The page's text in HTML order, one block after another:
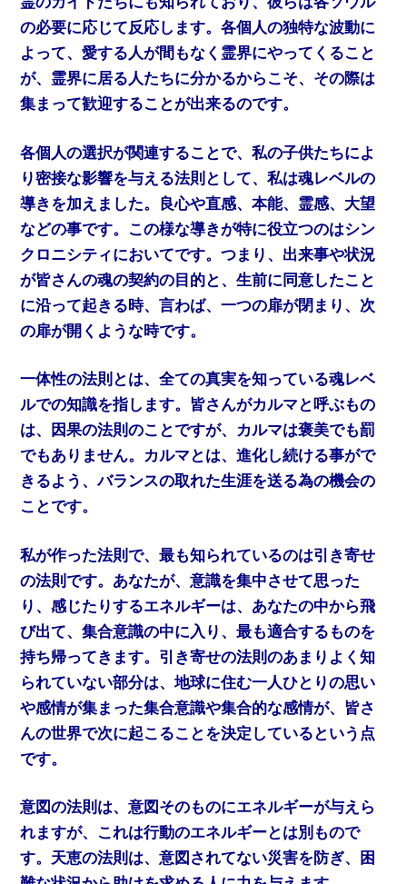
の必要に応じて反応します。各個人の独特な波動に
よって、愛する人が間もなく霊界にやってくること
が、霊界に居る人たちに分かるからこそ、その際は
集まって歓迎することが出来るのです。
各個人の選択が関連することで、私の子供たちによ
り密接な影響を与える法則として、私は魂レベルの
導きを加えました。良心や直感、本能、霊感、大望
などの事です。この様な導きが特に役立つのはシン
クロニシティにおいてです。つまり、出来事や状況
が皆さんの魂の契約の目的と、生前に同意したこと
に沿って起きる時、言わば、一つの扉が閉まり、次
の扉が開くような時です。
一体性の法則とは、全ての真実を知っている魂レベ
ルでの知識を指します。皆さんがカルマと呼ぶもの
は、因果の法則のことですが、カルマは褒美でも罰
でもありません。カルマとは、進化し続ける事がで
きるよう、バランスの取れた生涯を送る為の機会の
ことです。
私が作った法則で、最も知られているのは引き寄せ
の法則です。あなたが、意識を集中させて思った
り、感じたりするエネルギーは、あなたの中から飛
び出て、集合意識の中に入り、最も適合するものを
持ち帰ってきます。引き寄せの法則のあまりよく知
られていない部分は、地球に住む一人ひとりの思い
や感情が集まった集合意識や集合的な感情が、皆さ
んの世界で次に起こることを決定しているという点
です。
意図の法則は、意図そのものにエネルギーが与えら
れますが、これは行動のエネルギーとは別もので
す。天恵の法則は、意図されてない災害を防ぎ、困